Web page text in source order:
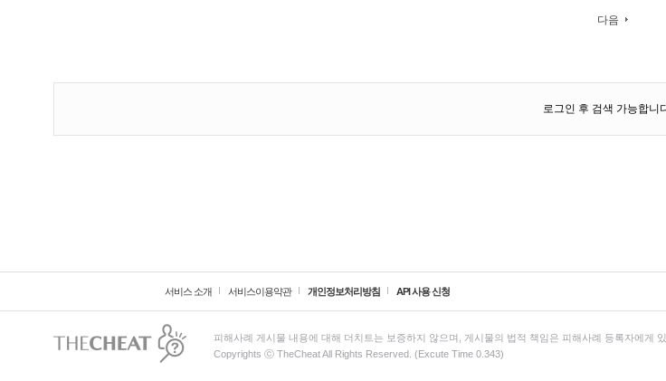
다음
로그인 후 검색 가능합니
서비스 소개 서비스이용약관 개인정보처리방침 API 사용 신청
피해사례 게시물 내용에 대해 더치트는 보증하지 않으며, 게시물의 법적 책임은 피해사례 등록자에게
Copyrights ⓒ TheCheat All Rights Reserved. (Excute Time 0.343)